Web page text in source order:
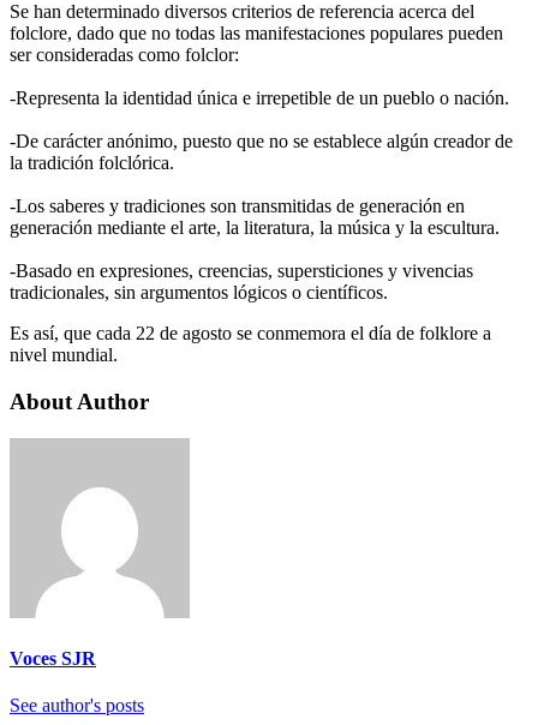
Se han determinado diversos criterios de referencia acerca del
folclore, dado que no todas las manifestaciones populares pueden
ser consideradas como folclor:
-Representa la identidad única e irrepetible de un pueblo o nación.
-De carácter anónimo, puesto que no se establece algún creador de
la tradición folclórica.
-Los saberes y tradiciones son transmitidas de generación en
generación mediante el arte, la literatura, la música y la escultura.
-Basado en expresiones, creencias, supersticiones y vivencias
tradicionales, sin argumentos lógicos o científicos.
Es así, que cada 22 de agosto se conmemora el día de folklore a
nivel mundial.
About Author
Voces SJR
See author's posts